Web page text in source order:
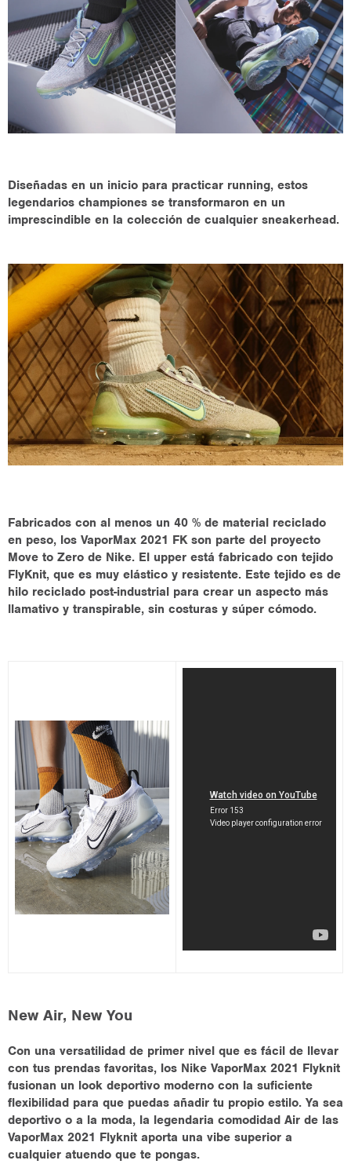
Diseñadas en un inicio para practicar running, estos
legendarios championes se transformaron en un
imprescindible en la colección de cualquier sneakerhead.
Fabricados con al menos un 40 % de material reciclado
en peso, los VaporMax 2021 FK son parte del proyecto
Move to Zero de Nike. El upper está fabricado con tejido
FlyKnit, que es muy elástico y resistente. Este tejido es de
hilo reciclado post-industrial para crear un aspecto más
llamativo y transpirable, sin costuras y súper cómodo.
New Air, New You
Con una versatilidad de primer nivel que es fácil de llevar
con tus prendas favoritas, los Nike VaporMax 2021 Flyknit
fusionan un look deportivo moderno con la suficiente
flexibilidad para que puedas añadir tu propio estilo. Ya sea
deportivo o a la moda, la legendaria comodidad Air de las
VaporMax 2021 Flyknit aporta una vibe superior a
cualquier atuendo que te pongas.